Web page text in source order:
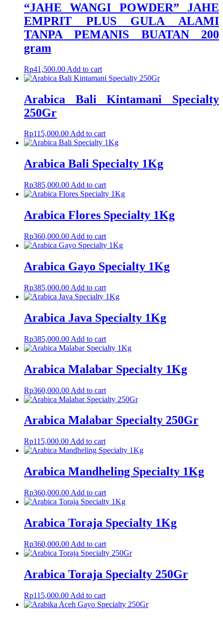
“JAHE WANGI POWDER” JAHE
EMPRIT PLUS GULA ALAMI
TANPA PEMANIS BUATAN 200
gram
Rp41,500.00 Add to cart
Arabica Bali Kintamani Specialty
250Gr
Rp115,000.00Add to cart
Arabica Bali Specialty 1Kg
Rp385,000.00 Add to cart
Arabica Flores Specialty 1Kg
Rp360,000.00 Add to cart
Arabica Gayo Specialty 1Kg
Rp385,000.00 Add to cart
Arabica Java Specialty 1Kg
Rp385,000.00 Add to cart
Arabica Malabar Specialty 1Kg
Rp360,000.00 Add to cart
Arabica Malabar Specialty 250Gr
Rp115,000.00 Add to cart
Arabica Mandheling Specialty 1Kg
Rp360,000.00 Add to cart
Arabica Toraja Specialty 1Kg
Rp360,000.00 Add to cart
Arabica Toraja Specialty 250Gr
Rp115,000.00 Add to cart